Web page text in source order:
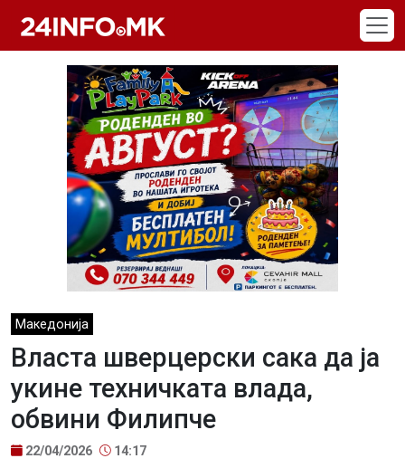
Македонија
Власта шверцерски сака да ја
укине техничката влада,
обвини Филипче
22/04/2026 14:17